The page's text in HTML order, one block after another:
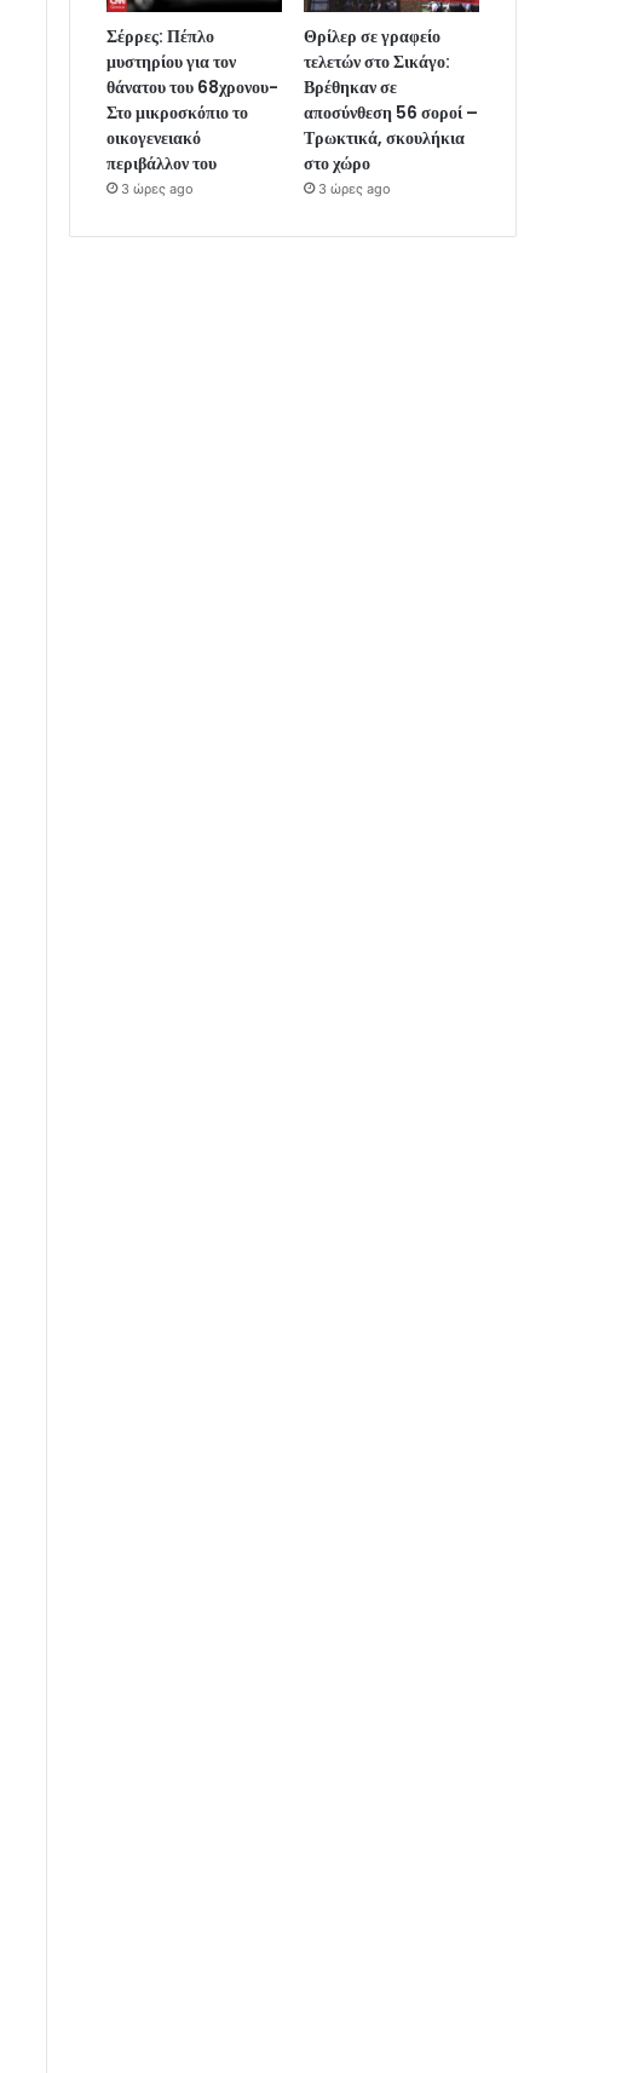
Σέρρες: Πέπλο
μυστηρίου για τον
θάνατου του 68χρονου-
Στο μικροσκόπιο το
οικογενειακό
περιβάλλον του
3 ώρες ago
Θρίλερ σε γραφείο
τελετών στο Σικάγο:
Βρέθηκαν σε
αποσύνθεση 56 σοροί –
Τρωκτικά, σκουλήκια
στο χώρο
3 ώρες ago